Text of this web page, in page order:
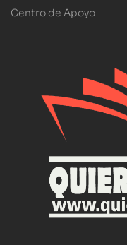
Centro de Apoyo